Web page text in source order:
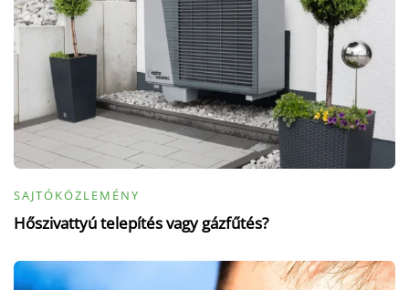
SAJTÓKÖZLEMÉNY
Hőszivattyú telepítés vagy gázfűtés?